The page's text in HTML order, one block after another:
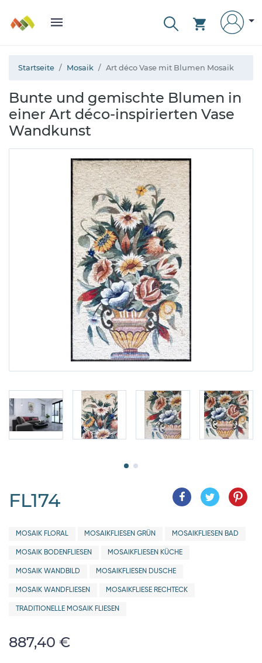
Startseite Mosaik Art déco Vase mit Blumen Mosaik
Bunte und gemischte Blumen in
einer Art déco-inspirierten Vase
Wandkunst
FL174
MOSAIK FLORAL MOSAIKFLIESEN GRÜN MOSAIKFLIESEN BAD
MOSAIK BODENFLIESEN MOSAIKFLIESEN KÜCHE
MOSAIK WANDBILD MOSAIKFLIESEN DUSCHE
MOSAIK WANDFLIESEN MOSAIKFLIESE RECHTECK
TRADITIONELLE MOSAIK FLIESEN
887,40 €